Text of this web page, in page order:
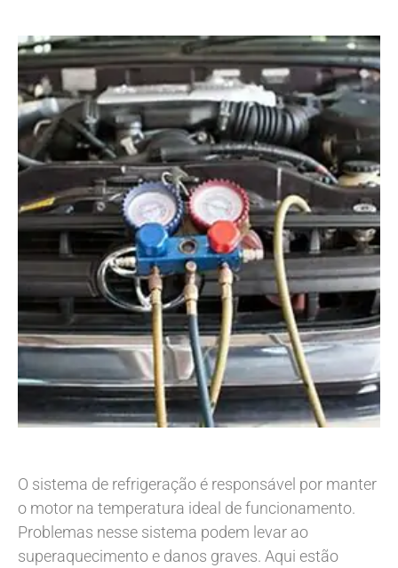
O sistema de refrigeração é responsável por manter
o motor na temperatura ideal de funcionamento.
Problemas nesse sistema podem levar ao
superaquecimento e danos graves. Aqui estão